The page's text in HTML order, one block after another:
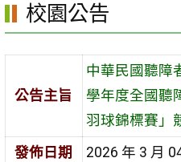
校園公告
公告主旨
中華民國聽障
學年度全國聽
羽球錦標賽」
發佈日期
2026 年 3 月